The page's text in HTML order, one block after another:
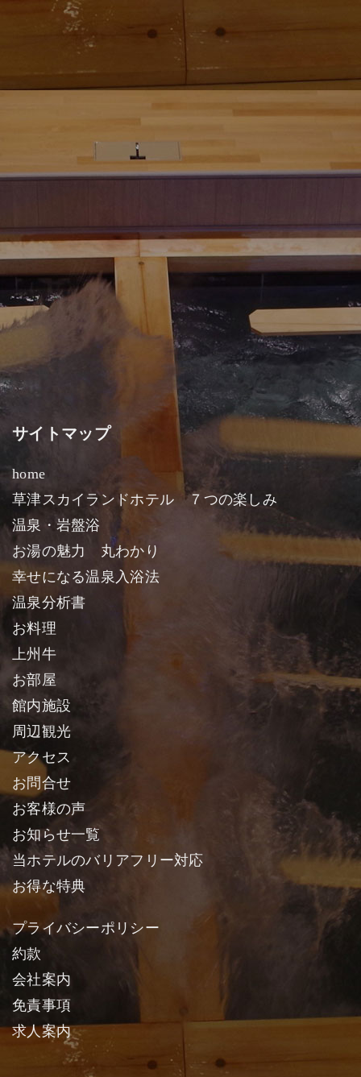
サイトマップ
home
草津スカイランドホテル ７つの楽しみ
温泉・岩盤浴
お湯の魅力 丸わかり
幸せになる温泉入浴法
温泉分析書
お料理
上州牛
お部屋
館内施設
周辺観光
アクセス
お問合せ
お客様の声
お知らせ一覧
当ホテルのバリアフリー対応
お得な特典
プライバシーポリシー
約款
会社案内
免責事項
求人案内